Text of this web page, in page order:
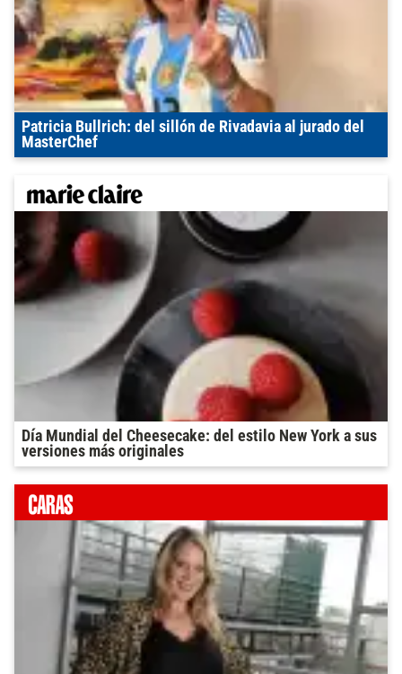
Patricia Bullrich: del sillón de Rivadavia al jurado del
MasterChef
Día Mundial del Cheesecake: del estilo New York a sus
versiones más originales